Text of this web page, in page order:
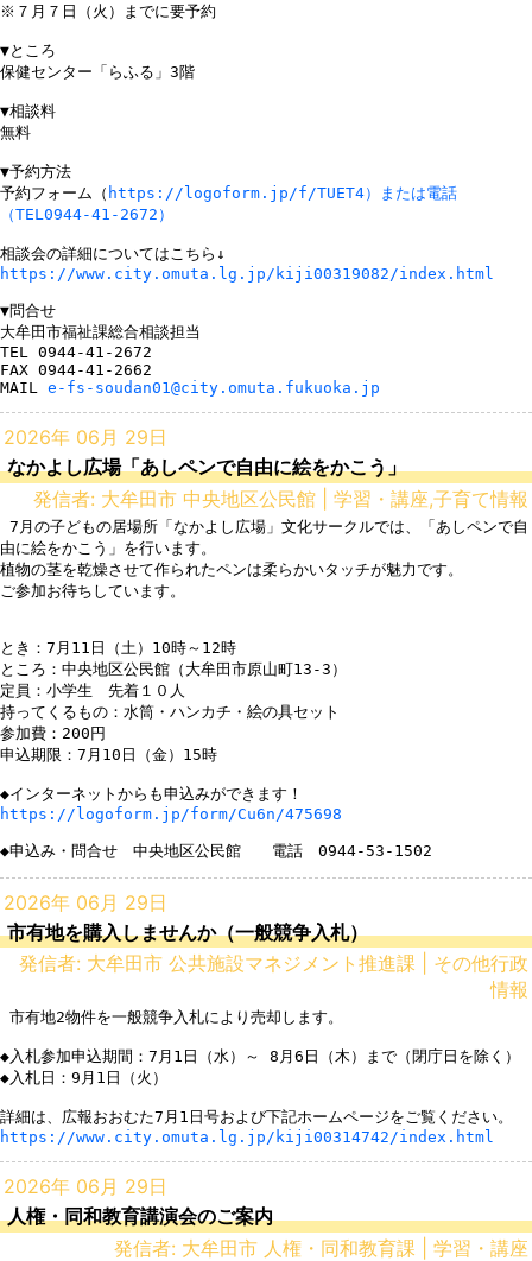
※７月７日（火）までに要予約
▼ところ
保健センター「らふる」3階
▼相談料
無料
▼予約方法
予約フォーム（ https://logoform.jp/f/TUET4）または電話
（TEL0944-41-2672）
https://www.city.omuta.lg.jp/kiji00319082/index.html
▼問合せ
大牟田市福祉課総合相談担当
TEL 0944-41-2672
FAX 0944-41-2662
MAIL e-fs-soudan01@city.omuta.fukuoka.jp
2026年 06月 29日
なかよし広場「あしペンで自由に絵をかこう」
発信者: 大牟田市 中央地区公民館 | 学習・講座,子育て情報
由に絵をかこう」を行います。
植物の茎を乾燥させて作られたペンは柔らかいタッチが魅力です。
ご参加お待ちしています。
とき：7月11日（土）10時～12時
ところ：中央地区公民館（大牟田市原山町13-3）
定員：小学生　先着１０人
持ってくるもの：水筒・ハンカチ・絵の具セット
参加費：200円
申込期限：7月10日（金）15時
https://logoform.jp/form/Cu6n/475698
◆申込み・問合せ　中央地区公民館　　電話　0944-53-1502
2026年 06月 29日
市有地を購入しませんか（一般競争入札）
発信者: 大牟田市 公共施設マネジメント推進課 | その他行政
情報
◆入札参加申込期間：7月1日（水）～ 8月6日（木）まで（閉庁日を除く）
◆入札日：9月1日（火）
https://www.city.omuta.lg.jp/kiji00314742/index.html
2026年 06月 29日
人権・同和教育講演会のご案内
発信者: 大牟田市 人権・同和教育課 | 学習・講座